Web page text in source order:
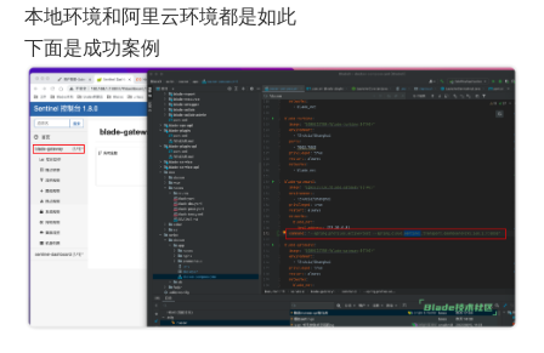
本地环境和阿里云环境都是如此
下面是成功案例